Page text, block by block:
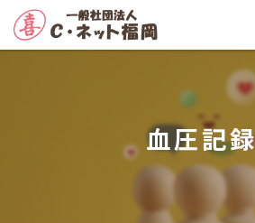
血圧記録